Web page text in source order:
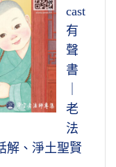
cast
有
聲
書
老
法
解、淨土聖賢